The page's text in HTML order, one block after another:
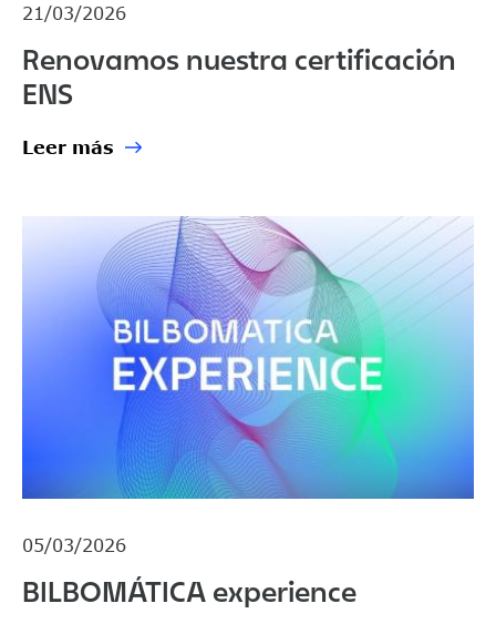
21/03/2026
Renovamos nuestra certificación
ENS
Leer más
05/03/2026
BILBOMÁTICA experience